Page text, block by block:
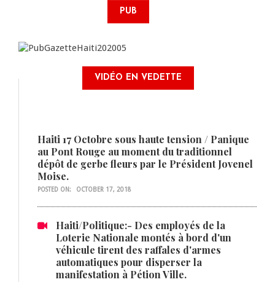
PUB
VIDÉO EN VEDETTE
Haiti 17 Octobre sous haute tension / Panique
au Pont Rouge au moment du traditionnel
dépôt de gerbe fleurs par le Président Jovenel
Moise.
POSTED ON: OCTOBER 17, 2018
Haiti/Politique:- Des employés de la
Loterie Nationale montés à bord d'un
véhicule tirent des raffales d'armes
automatiques pour disperser la
manifestation à Pétion Ville.